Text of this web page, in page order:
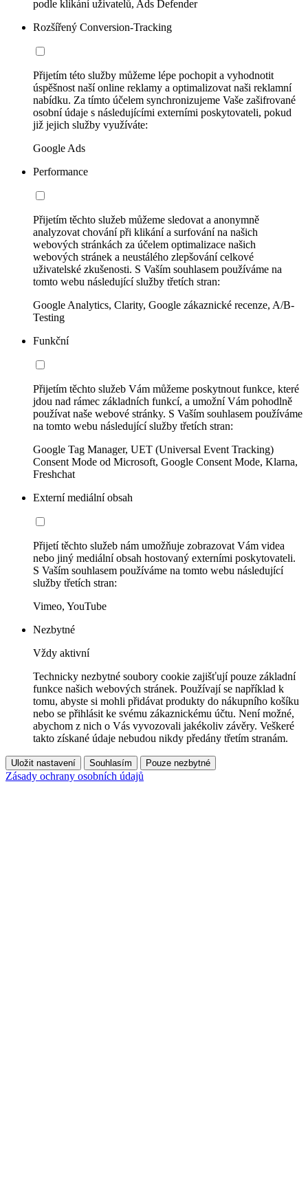
podle klikání uživatelů, Ads Defender
Rozšířený Conversion-Tracking
Přijetím této služby můžeme lépe pochopit a vyhodnotit
úspěšnost naší online reklamy a optimalizovat naši reklamní
nabídku. Za tímto účelem synchronizujeme Vaše zašifrované
osobní údaje s následujícími externími poskytovateli, pokud
již jejich služby využíváte:
Google Ads
Performance
Přijetím těchto služeb můžeme sledovat a anonymně
analyzovat chování při klikání a surfování na našich
webových stránkách za účelem optimalizace našich
webových stránek a neustálého zlepšování celkové
uživatelské zkušenosti. S Vaším souhlasem používáme na
tomto webu následující služby třetích stran:
Google Analytics, Clarity, Google zákaznické recenze, A/B-
Testing
Funkční
Přijetím těchto služeb Vám můžeme poskytnout funkce, které
jdou nad rámec základních funkcí, a umožní Vám pohodlně
používat naše webové stránky. S Vaším souhlasem používáme
na tomto webu následující služby třetích stran:
Google Tag Manager, UET (Universal Event Tracking)
Consent Mode od Microsoft, Google Consent Mode, Klarna,
Freshchat
Externí mediální obsah
Přijetí těchto služeb nám umožňuje zobrazovat Vám videa
nebo jiný mediální obsah hostovaný externími poskytovateli.
S Vaším souhlasem používáme na tomto webu následující
služby třetích stran:
Vimeo, YouTube
Nezbytné
Vždy aktivní
Technicky nezbytné soubory cookie zajišťují pouze základní
funkce našich webových stránek. Používají se například k
tomu, abyste si mohli přidávat produkty do nákupního košíku
nebo se přihlásit ke svému zákaznickému účtu. Není možné,
abychom z nich o Vás vyvozovali jakékoliv závěry. Veškeré
takto získané údaje nebudou nikdy předány třetím stranám.
Uložit nastavení Souhlasím Pouze nezbytné
Zásady ochrany osobních údajů